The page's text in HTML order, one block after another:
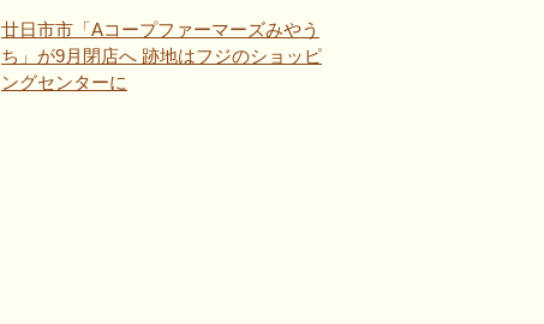
廿日市市「Aコープファーマーズみやう
ち」が9月閉店へ 跡地はフジのショッピ
ングセンターに